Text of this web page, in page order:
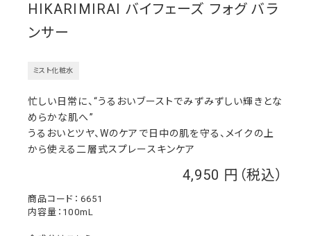
HIKARIMIRAI バイフェーズ フォグ バラ
ンサー
ミスト化粧水
4,950
6651
忙しい日常に、“うるおいブーストでみずみずしい輝きとな
めらかな肌へ”
うるおいとツヤ、Wのケアで日中の肌を守る、メイクの上
から使える二層式スプレースキンケア
内容量：100mL